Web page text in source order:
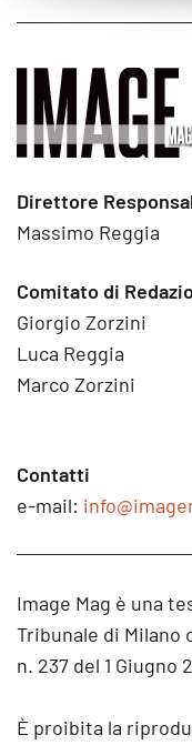
Direttore
Massimo Reggia
Comitato di
Giorgio Zorzini
Luca Reggia
Marco Zorzini
Contatti
e-mail:
Image Mag è una
Tribunale di Milano
n. 237 del 1 Giugno
È proibita la